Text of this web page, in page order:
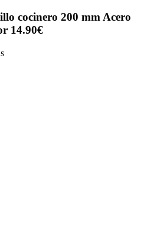
cocinero 200 mm Acero
14.90€